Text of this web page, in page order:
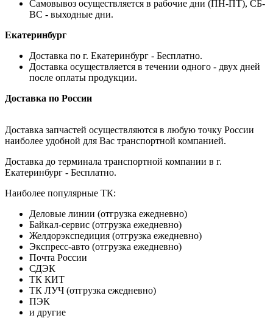
Самовывоз осуществляется в рабочие дни (ПН-ПТ), СБ-
ВС - выходные дни.
Екатеринбург
Доставка по г. Екатеринбург - Бесплатно.
Доставка осуществляется в течении одного - двух дней
после оплаты продукции.
Доставка по России
Доставка запчастей осуществляются в любую точку России
наиболее удобной для Вас транспортной компанией.
Доставка до терминала транспортной компании в г.
Екатеринбург - Бесплатно.
Наиболее популярные ТК:
Деловые линии (отгрузка ежедневно)
Байкал-сервис (отгрузка ежедневно)
Желдорэкспедиция (отгрузка ежедневно)
Экспресс-авто (отгрузка ежедневно)
Почта России
СДЭК
ТК КИТ
ТК ЛУЧ (отгрузка ежедневно)
ПЭК
и другие